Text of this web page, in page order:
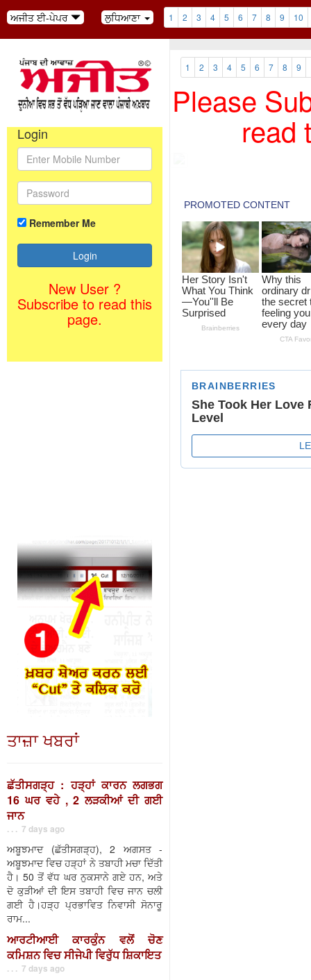
ਅਜੀਤ ਈ-ਪੇਪਰ ਲੁਧਿਆਣਾ 1 2 3 4 5 6 7 8 9 10
Login
Remember Me
New User ?
Subscribe to read this
page.
ਤਾਜ਼ਾ ਖਬਰਾਂ
ਛੱਤੀਸਗੜ੍ਹ : ਹੜ੍ਹਾਂ ਕਾਰਨ ਲਗਭਗ
16 ਘਰ ਵਹੇ , 2 ਲੜਕੀਆਂ ਦੀ ਗਈ
ਜਾਨ
. . . 7 days ago
ਅਬੂਝਮਾਦ (ਛੱਤੀਸਗੜ੍ਹ), 2 ਅਗਸਤ -
ਅਬੂਝਮਾਦ ਵਿਚ ਹੜ੍ਹਾਂ ਨੇ ਤਬਾਹੀ ਮਚਾ ਦਿੱਤੀ
ਹੈ। 50 ਤੋਂ ਵੱਧ ਘਰ ਨੁਕਸਾਨੇ ਗਏ ਹਨ, ਅਤੇ
ਦੋ ਕੁੜੀਆਂ ਦੀ ਇਸ ਤਬਾਹੀ ਵਿਚ ਜਾਨ ਚਲੀ
ਗਈ ਹੈ।ਹੜ੍ਹ ਪ੍ਰਭਾਵਿਤ ਨਿਵਾਸੀ ਸੋਨਾਰੂ
ਰਾਮ...
ਆਰਟੀਆਈ ਕਾਰਕੁੰਨ ਵਲੋਂ ਚੋਣ
ਕਮਿਸ਼ਨ ਵਿਚ ਸੀਜੇਪੀ ਵਿਰੁੱਧ ਸ਼ਿਕਾਇਤ
. . . 7 days ago
1 2 3 4 5 6 7 8 9
Please
read